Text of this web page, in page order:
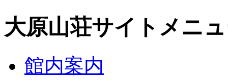
大原山荘サイトメニ
館内案内